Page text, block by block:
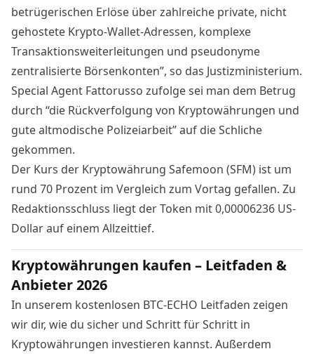
betrügerischen Erlöse über zahlreiche private, nicht
gehostete Krypto-Wallet-Adressen, komplexe
Transaktionsweiterleitungen und pseudonyme
zentralisierte Börsenkonten”, so das Justizministerium.
Special Agent Fattorusso zufolge sei man dem Betrug
durch “die Rückverfolgung von Kryptowährungen und
gute altmodische Polizeiarbeit” auf die Schliche
gekommen.
Der Kurs der Kryptowährung Safemoon (SFM) ist um
rund 70 Prozent im Vergleich zum Vortag gefallen. Zu
Redaktionsschluss liegt der Token mit 0,00006236 US-
Dollar auf einem Allzeittief.
Kryptowährungen kaufen – Leitfaden &
Anbieter 2026
In unserem kostenlosen BTC-ECHO Leitfaden zeigen
wir dir, wie du sicher und Schritt für Schritt in
Kryptowährungen investieren kannst. Außerdem